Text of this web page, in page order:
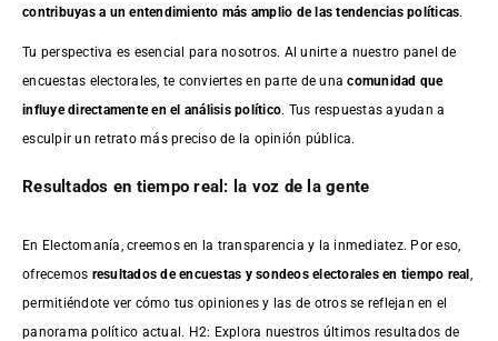
contribuyas a un entendimiento más amplio de las tendencias políticas.
Tu perspectiva es esencial para nosotros. Al unirte a nuestro panel de
encuestas electorales, te conviertes en parte de unacomunidad que
influye directamente en el análisis político. Tus respuestas ayudan a
esculpir un retrato más preciso de la opinión pública.
Resultados en tiempo real: la voz de la gente
En Electomanía, creemos en la transparencia y la inmediatez. Por eso,
ofrecemos resultados deencuestas y sondeos electorales en tiempo real
permitiéndote ver cómo tus opiniones y las de otros se reflejan en el
panorama político actual. H2: Explora nuestros últimos resultados de